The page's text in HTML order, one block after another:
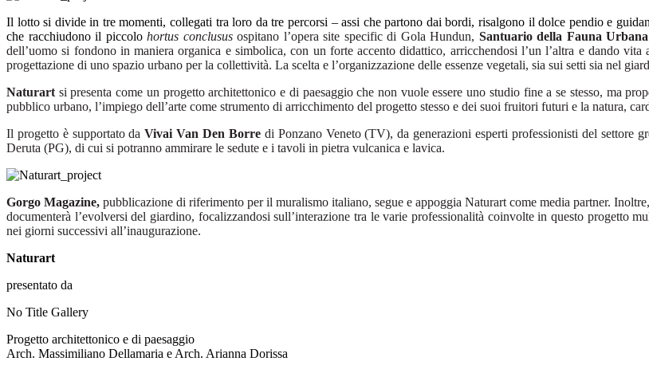
Il lotto si divide in tre momenti, collegati tra loro da tre percorsi – assi che partono dai bordi, risalgono il dolce pendio e
che racchiudono il piccolohortus conclususospitano l’opera site specific di Gola Hundun, Santuario della Fauna Urbana
dell’uomo si fondono in maniera organica e simbolica, con un forte accento didattico, arricchendosi l’un l’altra e dando
progettazione di uno spazio urbano per la collettività. La scelta e l’organizzazione delle essenze vegetali, sia sui setti sia nel
Naturartsi presenta come un progetto architettonico e di paesaggio che non vuole essere uno studio fine a se stesso, ma
pubblico urbano, l’impiego dell’arte come strumento di arricchimento del progetto stesso e dei suoi fruitori futuri e la natura,
Il progetto è supportato daVivai Van Den Borre di Ponzano Veneto (TV), da generazioni esperti professionisti del settore
Deruta (PG), di cui si potranno ammirare le sedute e i tavoli in pietra vulcanica e lavica.
Gorgo Magazine, pubblicazione di riferimento per il muralismo italiano, segue e appoggia Naturart come media partner.
documenterà l’evolversi del giardino, focalizzandosi sull’interazione tra le varie professionalità coinvolte in questo progetto
nei giorni successivi all’inaugurazione.
Naturart
presentato da
No Title Gallery
Progetto architettonico e di paesaggio
Arch. Massimiliano Dellamaria e Arch. Arianna Dorissa